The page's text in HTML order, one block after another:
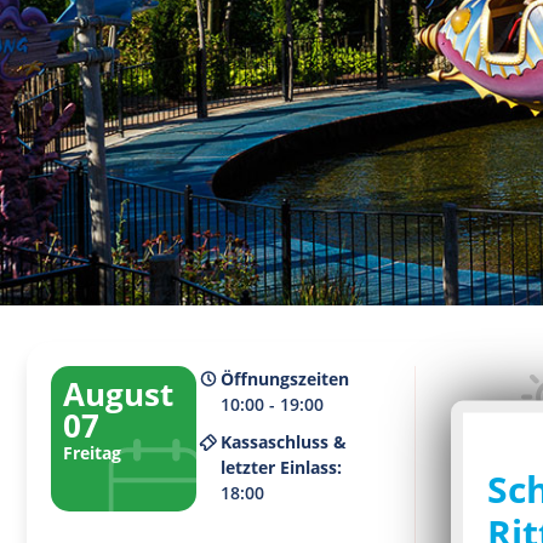
August
07
Freitag
Öffnungszeiten
10:00 - 19:00
Kassaschluss &
letzter Einlass:
18:00